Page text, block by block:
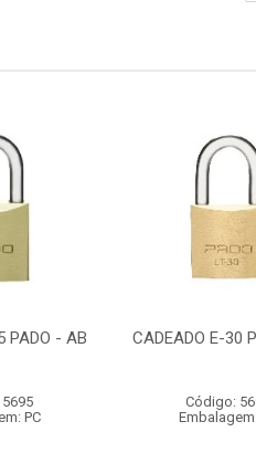
PADO - AB
PC
CADEADO E-30
Código: